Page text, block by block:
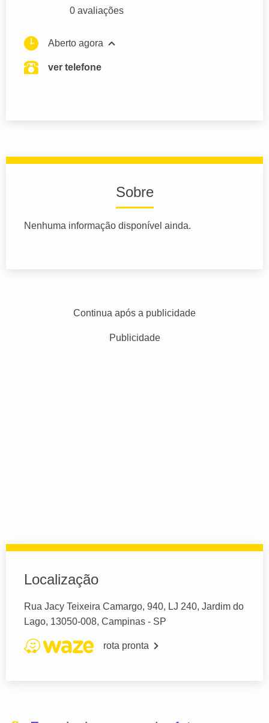
0 avaliações
Aberto agora
ver telefone
Sobre
Nenhuma informação disponível ainda.
Continua após a publicidade
Publicidade
Localização
Rua Jacy Teixeira Camargo, 940, LJ 240, Jardim do
Lago, 13050-008, Campinas - SP
rota pronta